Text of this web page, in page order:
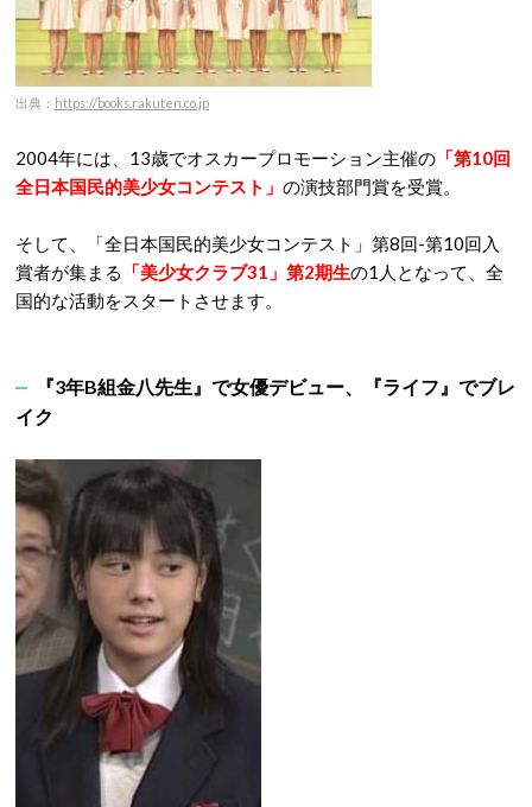
出典： https://books.rakuten.co.jp
2004年には、13歳でオスカープロモーション主催の 「第10回
全日本国民的美少女コンテスト」 の演技部門賞を受賞。
そして、「全日本国民的美少女コンテスト」第8回-第10回入
賞者が集まる
「美少女クラブ31」第2期生の1人となって、全
国的な活動をスタートさせます。
『3年B組金八先生』で女優デビュー、『ライフ』でブレ
イク